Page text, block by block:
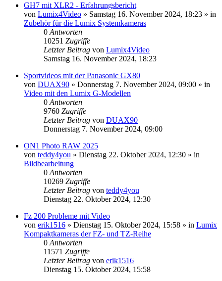
GH7 mit XLR2 - Erfahrungsbericht
von Lumix4Video » Samstag 16. November 2024, 18:23 » in
Zubehör für die Lumix Systemkameras
0 Antworten
10251 Zugriffe
Letzter Beitrag von Lumix4Video
Samstag 16. November 2024, 18:23
Sportvideos mit der Panasonic GX80
von DUAX90 » Donnerstag 7. November 2024, 09:00 » in
Video mit den Lumix G-Modellen
0 Antworten
9760 Zugriffe
Letzter Beitrag von DUAX90
Donnerstag 7. November 2024, 09:00
ON1 Photo RAW 2025
von teddy4you » Dienstag 22. Oktober 2024, 12:30 » in
Bildbearbeitung
0 Antworten
10269 Zugriffe
Letzter Beitrag von teddy4you
Dienstag 22. Oktober 2024, 12:30
Fz 200 Probleme mit Video
von erik1516 » Dienstag 15. Oktober 2024, 15:58 » in Lumix
Kompaktkameras der FZ- und TZ-Reihe
0 Antworten
11571 Zugriffe
Letzter Beitrag von erik1516
Dienstag 15. Oktober 2024, 15:58